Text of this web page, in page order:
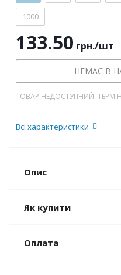
1000
133.50 грн./шт
НЕМАЄ В
ТОВАР НЕДОСТУПНИЙ.
Всі характеристики
Опис
Як купити
Оплата